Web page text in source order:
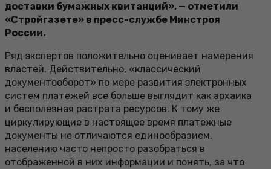
доставки бумажных квитанций», — отметили
«Стройгазете» в пресс-службе Минстроя
России.
Ряд экспертов положительно оценивает намерения
властей. Действительно, «классический
документооборот» по мере развития электронных
систем платежей все больше выглядит как архаика
и бесполезная растрата ресурсов. К тому же
циркулирующие в настоящее время платежные
документы не отличаются единообразием,
населению часто непросто разобраться в
отображенной в них информации и понять, за что